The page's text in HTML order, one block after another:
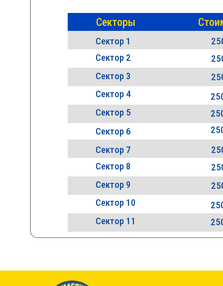
Секторы
Сектор 1
Сектор 2
Сектор 3
Сектор 4
Сектор 5
Сектор 6
Сектор 7
Сектор 8
Сектор 9
Сектор 10
Сектор 11